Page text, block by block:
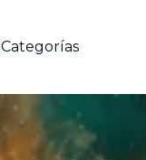
Categorías